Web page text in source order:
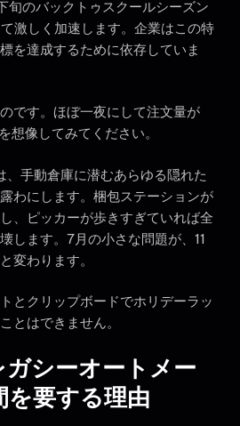
旬のバックトゥスクールシーズン
激しく加速します。企業はこの特
を達成するために依存していま
です。ほぼ一夜にして注文量が
像してみてください。
手動倉庫に潜むあらゆる隠れた
わにします。梱包ステーションが
、ピッカーが歩きすぎていれば全
します。7月の小さな問題が、11
変わります。
とクリップボードでホリデーラッ
とはできません。
シーオートメー
を要する理由